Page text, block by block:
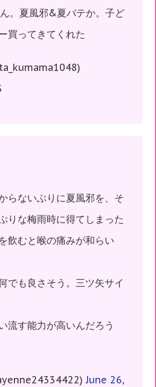
。夏風邪&夏バテか。子ど
買ってきてくれた
らないぶりに夏風邪を、そ
りな梅雨時に得てしまった
飲むと喉の痛みが和らい
でも良さそう。三ツ矢サイ
流す能力が高いんだろう
June 26,